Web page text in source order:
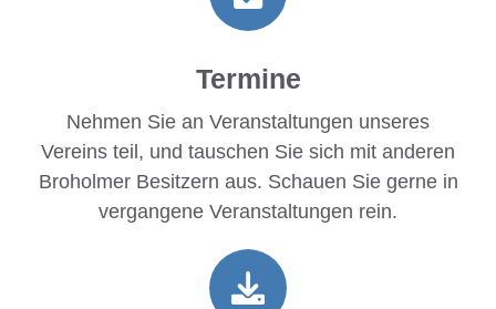
Termine
Nehmen Sie an Veranstaltungen unseres
Vereins teil, und tauschen Sie sich mit anderen
Broholmer Besitzern aus. Schauen Sie gerne in
vergangene Veranstaltungen rein.